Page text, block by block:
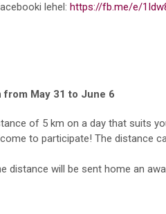
lehel:https://fb.me/e/
May 31 to June 6
of 5 km on a day that suits
to participate! The distance
distance will be sent home an